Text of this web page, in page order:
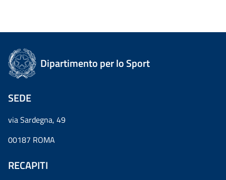
Dipartimento per lo Sport
SEDE
via Sardegna, 49
00187 ROMA
RECAPITI